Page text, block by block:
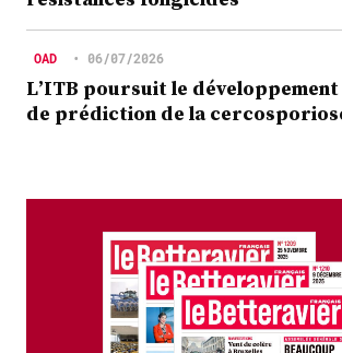
OAD • 06/07/2026
L’ITB poursuit le
de prédiction de la